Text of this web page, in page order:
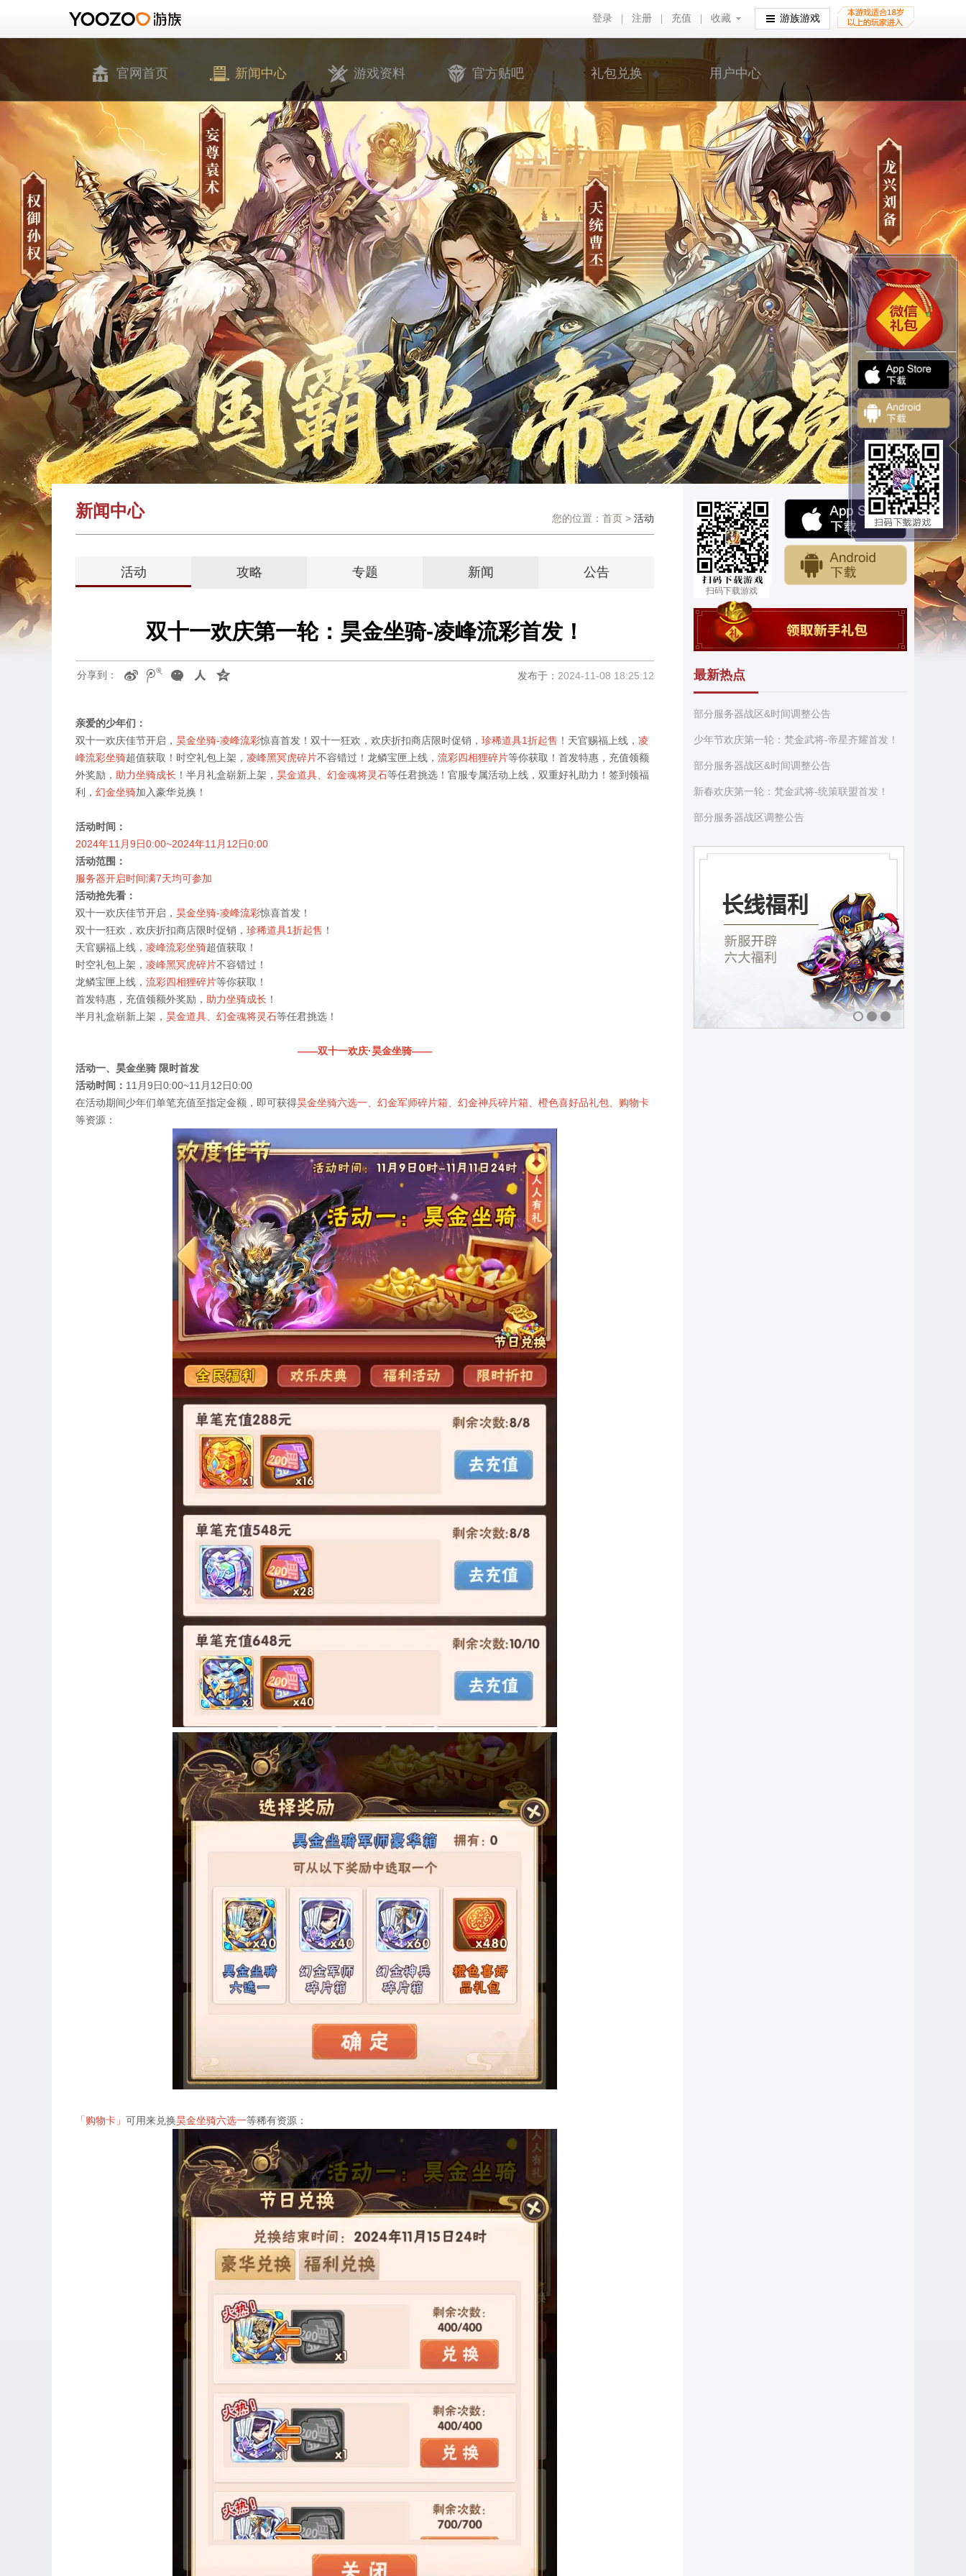
登录 注册 充值 收藏
收藏 游族游戏
官网首页 新闻中心 游戏资料 官方贴吧 礼包兑换 用户中心
新闻中心 您的位置： 首页 > 活动
活动 攻略 专题 新闻 公告
双十一欢庆第一轮：昊金坐骑-凌峰流彩首发！
发布于： 2024-11-08 18:25:12
分享到：
亲爱的少年们：
双十一欢庆佳节开启， 昊金坐骑-凌峰流彩惊喜首发！双十一狂欢，欢庆折扣商店限时促销， 珍稀道具1折起售 ！天官赐福上线， 凌
峰流彩坐骑超值获取！时空礼包上架， 凌峰黑冥虎碎片不容错过！龙鳞宝匣上线， 流彩四相狸碎片等你获取！首发特惠，充值领额
外奖励， 助力坐骑成长 ！半月礼盒崭新上架， 昊金道具、幻金魂将灵石等任君挑选！官服专属活动上线，双重好礼助力！签到领福
利， 幻金坐骑加入豪华兑换！
活动时间：
2024年11 月9日0:00~2024年11 月 12日0:00
活动范围：
服务器开启时间满7天均可参加
活动抢先看：
双十一欢庆佳节开启， 昊金坐骑-凌峰流彩惊喜首发！
双十一狂欢，欢庆折扣商店限时促销， 珍稀道具1折起售 ！
天官赐福上线， 凌峰流彩坐骑超值获取！
时空礼包上架， 凌峰黑冥虎碎片不容错过！
龙鳞宝匣上线， 流彩四相狸碎片等你获取！
首发特惠，充值领额外奖励， 助力坐骑成长 ！
半月礼盒崭新上架， 昊金道具、幻金魂将灵石等任君挑选！
——双十一欢庆·昊金坐骑——
活动一、昊金坐骑 限时首发
活动时间： 11 月9日0:00~11 月 12日0:00
在活动期间少年们单笔充值至指定金额，即可获得昊金坐骑六选一、幻金军师碎片箱、幻金神兵碎片箱、橙色喜好品礼包、购物卡
等资源：
「购物卡」 可用来兑换昊金坐骑六选一等稀有资源：
扫码下载游戏
最新热点
部分服务器战区&时间调整公告
少年节欢庆第一轮：梵金武将-帝星齐耀首发！
部分服务器战区&时间调整公告
新春欢庆第一轮：梵金武将-统策联盟首发！
部分服务器战区调整公告